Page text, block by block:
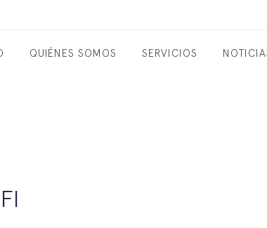
QUIÉNES SOMOS SERVICIOS